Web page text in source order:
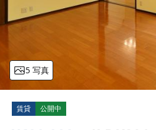
5 写真
賃貸 公開中